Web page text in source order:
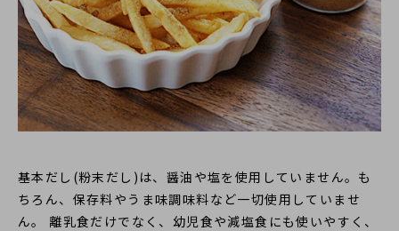
基本だし(粉末だし)は、醤油や塩を使用していません。も
ちろん、保存料やうま味調味料など一切使用していませ
ん。 離乳食だけでなく、幼児食や減塩食にも使いやすく、